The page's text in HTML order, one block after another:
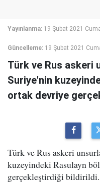
Yayınlanma: 19 Şubat 2021
Güncelleme: 19 Şubat 2021
Türk ve Rus askeri
Suriye'nin
ortak devriye
Türk ve Rus askeri
kuzeyindeki Rasulayn
gerçekleştirdiği bildirildi.